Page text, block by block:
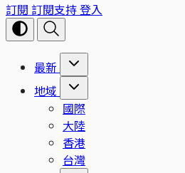
訂閱 訂閱支持登入
最新
地域
國際
大陸
香港
台灣